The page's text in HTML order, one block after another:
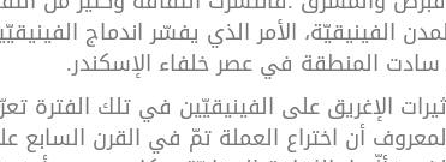
الفينيقيّة، الأمر الذي يفسّر اندماج
سادت المنطقة في عصرخلفاء الإسكندر.
الإغريق على الفينيقيّين في تلك الفترة
أن اختراع العملة تمّ في القرن السابع